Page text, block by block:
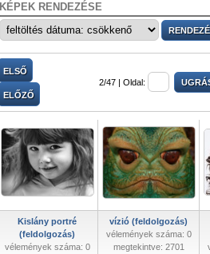
KÉPEK RENDEZÉSE
ELSŐ
ELŐZŐ
2/47 | Oldal:
Kislány portré
(feldolgozás)
vélemények száma: 0
vízió (feldolgozás)
vélemények száma: 0
megtekintve: 2701